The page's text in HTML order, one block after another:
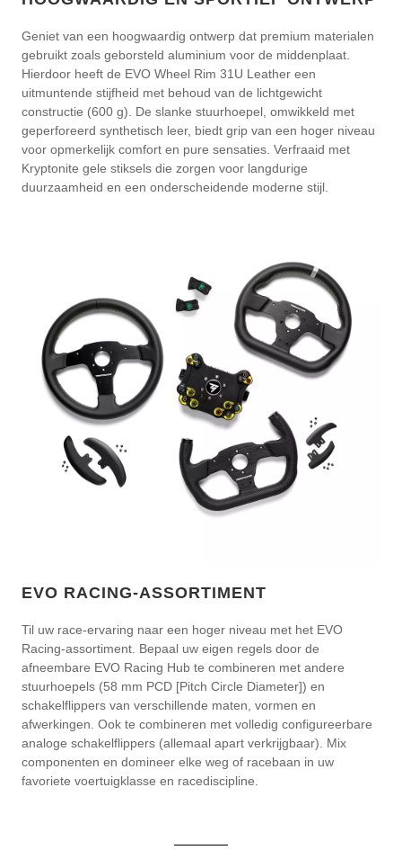
Geniet van een hoogwaardig ontwerp dat premium materialen
gebruikt zoals geborsteld aluminium voor de middenplaat.
Hierdoor heeft de EVO Wheel Rim 31U Leather een
uitmuntende stijfheid met behoud van de lichtgewicht
constructie (600 g). De slanke stuurhoepel, omwikkeld met
geperforeerd synthetisch leer, biedt grip van een hoger niveau
voor opmerkelijk comfort en pure sensaties. Verfraaid met
Kryptonite gele stiksels die zorgen voor langdurige
duurzaamheid en een onderscheidende moderne stijl.
EVO RACING-ASSORTIMENT
Til uw race-ervaring naar een hoger niveau met het EVO
Racing-assortiment. Bepaal uw eigen regels door de
afneembare EVO Racing Hub te combineren met andere
stuurhoepels (58 mm PCD [Pitch Circle Diameter]) en
schakelflippers van verschillende maten, vormen en
afwerkingen. Ook te combineren met volledig configureerbare
analoge schakelflippers (allemaal apart verkrijgbaar). Mix
componenten en domineer elke weg of racebaan in uw
favoriete voertuigklasse en racediscipline.